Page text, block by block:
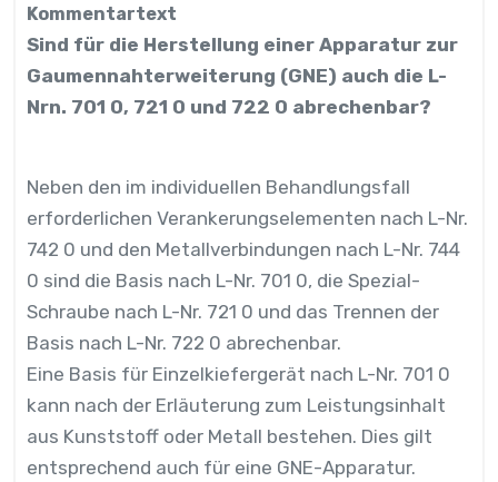
Kommentartext
Sind für die Herstellung einer Apparatur zur
Gaumennahterweiterung (GNE) auch die L-
Nrn. 701 0, 721 0 und 722 0 abrechenbar?
Neben den im individuellen Behandlungsfall
erforderlichen Verankerungselementen nach L-Nr.
742 0 und den Metallverbindungen nach L-Nr. 744
0 sind die Basis nach L-Nr. 701 0, die Spezial-
Schraube nach L-Nr. 721 0 und das Trennen der
Basis nach L-Nr. 722 0 abrechenbar.
Eine Basis für Einzelkiefergerät nach L-Nr. 701 0
kann nach der Erläuterung zum Leistungsinhalt
aus Kunststoff oder Metall bestehen. Dies gilt
entsprechend auch für eine GNE-Apparatur.